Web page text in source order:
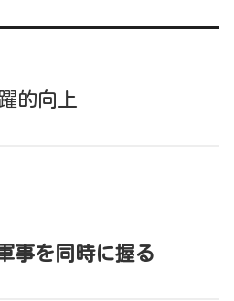
的向上
事を同時に握る